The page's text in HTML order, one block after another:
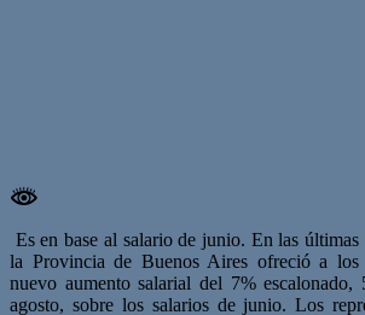
Es en base al salario de junio. En las
la Provincia de Buenos Aires ofreció a los
nuevo aumento salarial del 7%
agosto, sobre los salarios de junio. Los